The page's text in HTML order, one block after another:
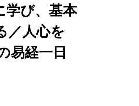
学び、基本
／人心を
易経一日